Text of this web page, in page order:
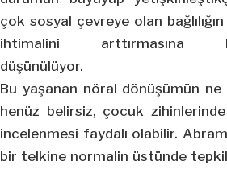
çok sosyal çevreye olan
ihtimalini arttırmasına
düşünülüyor.
Bu yaşanan nöral dönüşümün
henüz belirsiz, çocuk
incelenmesi faydalı olabilir.
bir telkine normalin üstünde